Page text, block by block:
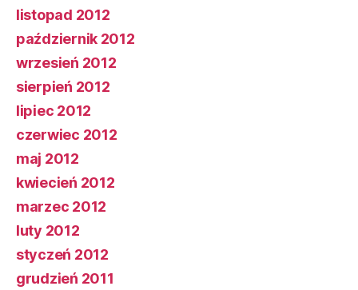
listopad 2012
październik 2012
wrzesień 2012
sierpień 2012
lipiec 2012
czerwiec 2012
maj 2012
kwiecień 2012
marzec 2012
luty 2012
styczeń 2012
grudzień 2011